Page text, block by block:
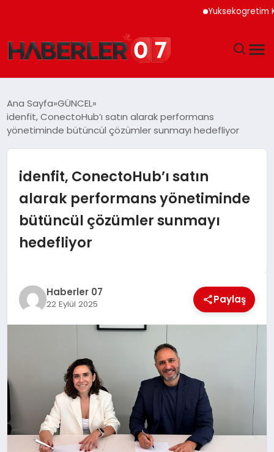
Yuksekogretim
EKONOMI
TEKNOLOJI
MAGAZIN
Ana Sayfa GÜNCEL
idenfit, ConectoHub’ı satın alarak performans
yönetiminde bütüncül çözümler sunmayı hedefliyor
idenfit, ConectoHub’ı satın
alarak performans yönetiminde
bütüncül çözümler sunmayı
hedefliyor
Haberler 07
22 Eylül 2025 Paylaş